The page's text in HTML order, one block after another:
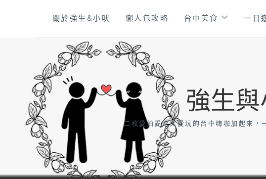
關於強生&小吠 懶人包攻略 台中美食 一日
強生
二枚愛拍愛吃又愛玩的台中嗨咖加起來